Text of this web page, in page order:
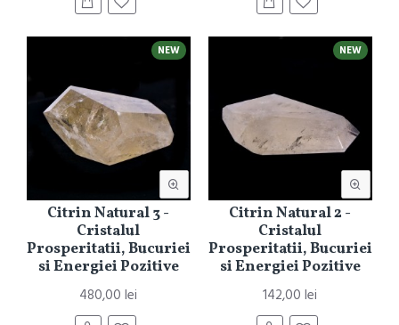
NEW
Citrin Natural 3 -
Cristalul
Prosperitatii, Bucuriei
si Energiei Pozitive
480,00 lei
NEW
Citrin Natural 2 -
Cristalul
Prosperitatii, Bucuriei
si Energiei Pozitive
142,00 lei